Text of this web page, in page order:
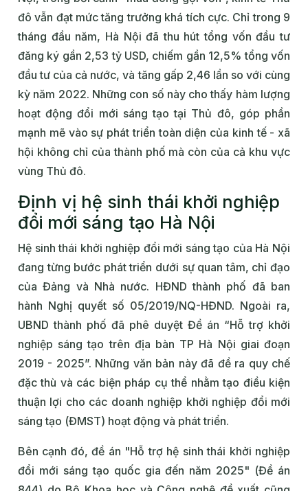
đô vẫn đạt mức tăng trưởng khá tích cực. Chỉ trong 9
tháng đầu năm, Hà Nội đã thu hút tổng vốn đầu tư
đăng ký gần 2,53 tỷ USD, chiếm gần 12,5% tổng vốn
đầu tư của cả nước, và tăng gấp 2,46 lần so với cùng
kỳ năm 2022. Những con số này cho thấy hàm lượng
hoạt động đổi mới sáng tạo tại Thủ đô, góp phần
mạnh mẽ vào sự phát triển toàn diện của kinh tế - xã
hội không chỉ của thành phố mà còn của cả khu vực
vùng Thủ đô.
Định vị hệ sinh thái khởi nghiệp
đổi mới sáng tạo Hà Nội
Hệ sinh thái khởi nghiệp đổi mới sáng tạo của Hà Nội
đang từng bước phát triển dưới sự quan tâm, chỉ đạo
của Đảng và Nhà nước. HĐND thành phố đã ban
hành Nghị quyết số 05/2019/NQ-HĐND. Ngoài ra,
UBND thành phố đã phê duyệt Đề án “Hỗ trợ khởi
nghiệp sáng tạo trên địa bàn TP Hà Nội giai đoạn
2019 - 2025”. Những văn bản này đã đề ra quy chế
đặc thù và các biện pháp cụ thể nhằm tạo điều kiện
thuận lợi cho các doanh nghiệp khởi nghiệp đổi mới
sáng tạo (ĐMST) hoạt động và phát triển.
Bên cạnh đó, đề án "Hỗ trợ hệ sinh thái khởi nghiệp
đổi mới sáng tạo quốc gia đến năm 2025" (Đề án